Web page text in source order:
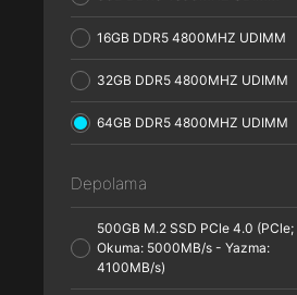
16GB DDR5 4800MHZ UDIMM
32GB DDR5 4800MHZ UDIMM
64GB DDR5 4800MHZ UDIMM
Depolama
500GB M.2 SSD PCle 4.0 (PCle;
Okuma: 5000MB/s - Yazma:
4100MB/s)